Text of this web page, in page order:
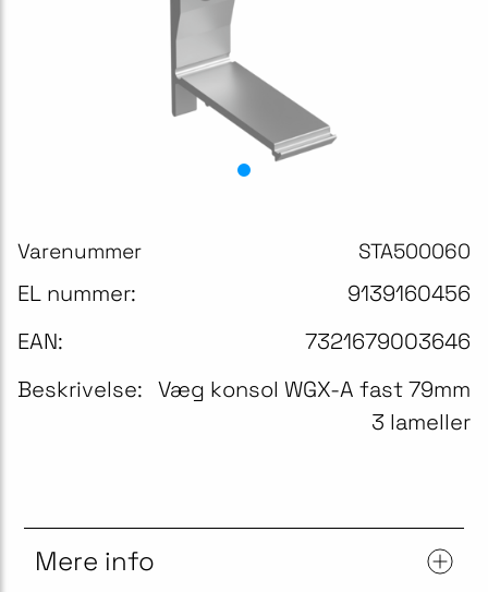
Varenummer STA500060
EL nummer:
9139160456
EAN:
7321679003646
Beskrivelse: Væg konsol WGX-A fast 79mm
3 lameller
Mere info